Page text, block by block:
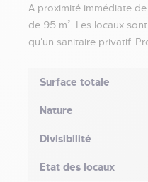
A proximité immédiate
de 95 m². Les locaux
qu’un sanitaire privatif.
Surface totale
Nature
Divisibilité
Etat des locaux